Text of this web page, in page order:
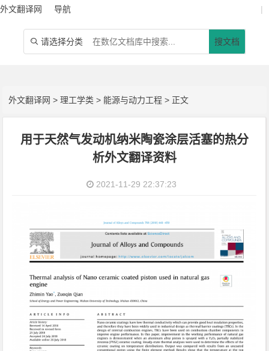
外文翻译网 导航 |
 请选择分类 搜文档
外文翻译网 >理工学类 > 能源与动力工程 > 正文
用于天然气发动机纳米陶瓷涂层活塞的热分
析外文翻译资料
2021-11-29 22:37:23